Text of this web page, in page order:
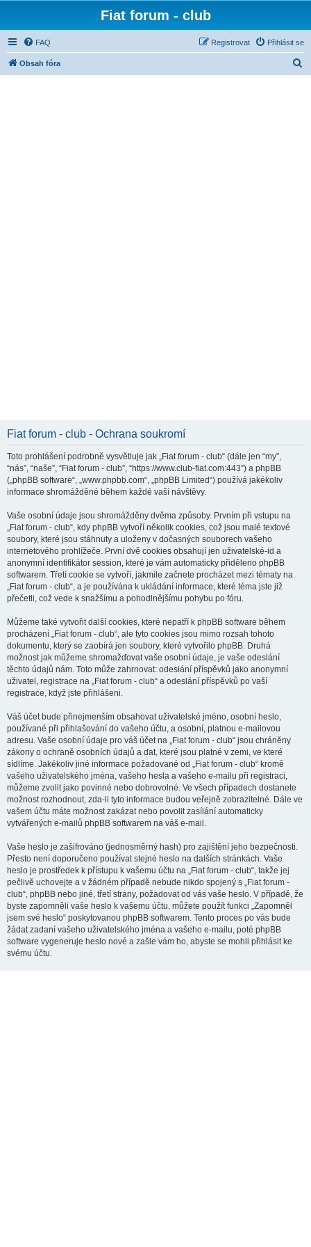
Fiat forum - club
FAQ Přihlásit se
Registrovat
Obsah fóra
Fiat forum - club - Ochrana soukromí
Toto prohlášení podrobně vysvětluje jak „Fiat forum - club“ (dále jen “my”,
“nás”, “naše”, “Fiat forum - club”, “https://www.club-fiat.com:443”) a phpBB
(„phpBB software“, „www.phpbb.com“, „phpBB Limited“) používá jakékoliv
informace shromážděné během každé vaší návštěvy.
Vaše osobní údaje jsou shromážděny dvěma způsoby. Prvním při vstupu na
„Fiat forum - club“, kdy phpBB vytvoří několik cookies, což jsou malé textové
soubory, které jsou stáhnuty a uloženy v dočasných souborech vašeho
internetového prohlížeče. První dvě cookies obsahují jen uživatelské-id a
anonymní identifikátor session, které je vám automaticky přiděleno phpBB
softwarem. Třetí cookie se vytvoří, jakmile začnete procházet mezi tématy na
„Fiat forum - club“, a je používána k ukládání informace, které téma jste již
přečetli, což vede k snažšímu a pohodlnějšímu pohybu po fóru.
Můžeme také vytvořit další cookies, které nepatří k phpBB software během
procházení „Fiat forum - club“, ale tyto cookies jsou mimo rozsah tohoto
dokumentu, který se zaobírá jen soubory, které vytvořilo phpBB. Druhá
možnost jak můžeme shromažďovat vaše osobní údaje, je vaše odeslání
těchto údajů nám. Toto může zahrnovat: odeslání příspěvků jako anonymní
uživatel, registrace na „Fiat forum - club“ a odeslání příspěvků po vaší
registrace, když jste přihlášeni.
Váš účet bude přinejmenším obsahovat uživatelské jméno, osobní heslo,
používané při přihlašování do vašeho účtu, a osobní, platnou e-mailovou
adresu. Vaše osobní údaje pro váš účet na „Fiat forum - club“ jsou chráněny
zákony o ochraně osobních údajů a dat, které jsou platné v zemi, ve které
sídlíme. Jakékoliv jiné informace požadované od „Fiat forum - club“ kromě
vašeho uživatelského jména, vašeho hesla a vašeho e-mailu při registraci,
můžeme zvolit jako povinné nebo dobrovolné. Ve všech případech dostanete
možnost rozhodnout, zda-li tyto informace budou veřejně zobrazitelné. Dále ve
vašem účtu máte možnost zakázat nebo povolit zasílání automaticky
vytvářených e-mailů phpBB softwarem na váš e-mail.
Vaše heslo je zašifrováno (jednosměrný hash) pro zajištění jeho bezpečnosti.
Přesto není doporučeno používat stejné heslo na dalších stránkách. Vaše
heslo je prostředek k přístupu k vašemu účtu na „Fiat forum - club“, takže jej
pečlivě uchovejte a v žádném případě nebude nikdo spojený s „Fiat forum -
club“, phpBB nebo jiné, třetí strany, požadovat od vás vaše heslo. V případě, že
byste zapomněli vaše heslo k vašemu účtu, můžete použít funkci „Zapomněl
jsem své heslo“ poskytovanou phpBB softwarem. Tento proces po vás bude
žádat zadaní vašeho uživatelského jména a vašeho e-mailu, poté phpBB
software vygeneruje heslo nové a zašle vám ho, abyste se mohli přihlásit ke
svému účtu.